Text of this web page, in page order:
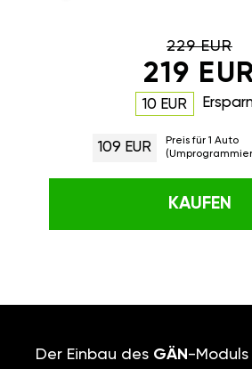
229 EUR
219
10 EUR
109 EUR
Preis für 1 Auto
KAUFEN
Der Einbau des GÄN -